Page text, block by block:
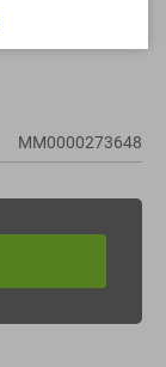
MM0000273648